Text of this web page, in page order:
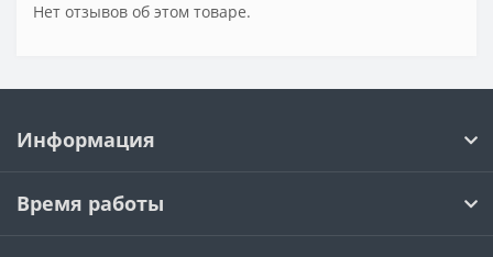
Нет отзывов об этом товаре.
Информация
Время работы